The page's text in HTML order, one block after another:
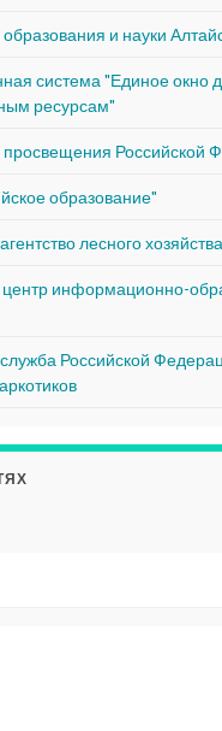
и науки
система "Единое окно
ресурсам"
просвещения Российской
образование"
лесного хозяйства
информационно-
Российской